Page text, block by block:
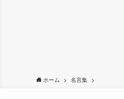
ホーム 名言集